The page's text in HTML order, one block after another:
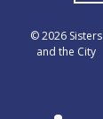
© 2026 Sisters
and the City